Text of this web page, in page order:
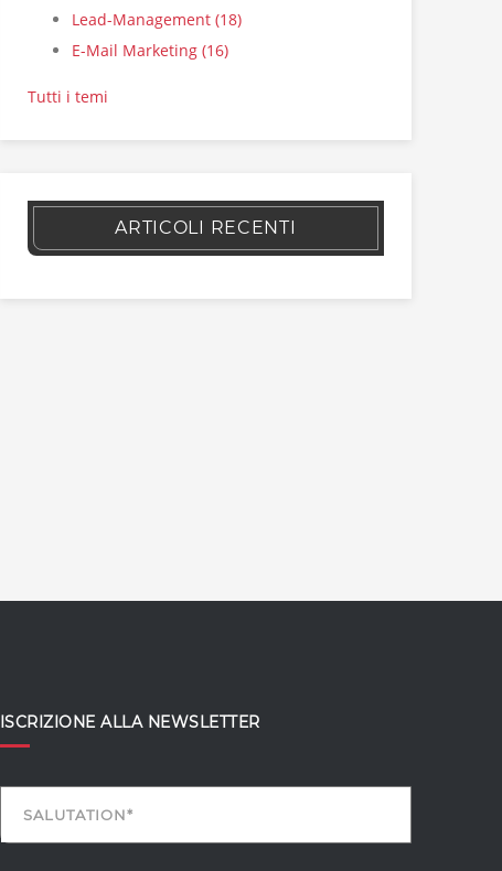
Lead-Management (18)
E-Mail Marketing (16)
Tutti i temi
ARTICOLI RECENTI
ISCRIZIONE ALLA NEWSLETTER